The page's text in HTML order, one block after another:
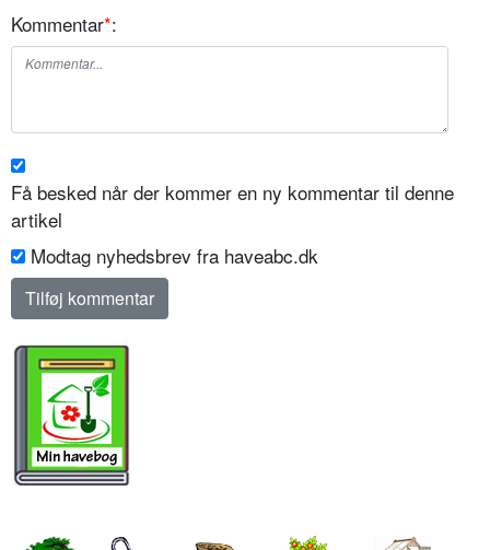
Kommentar*:
Få besked når der kommer en ny kommentar til denne
artikel
Modtag nyhedsbrev fra haveabc.dk